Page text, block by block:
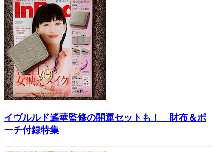
イヴルルド遙華監修の開運セットも！ 財布＆ポ
ーチ付録特集